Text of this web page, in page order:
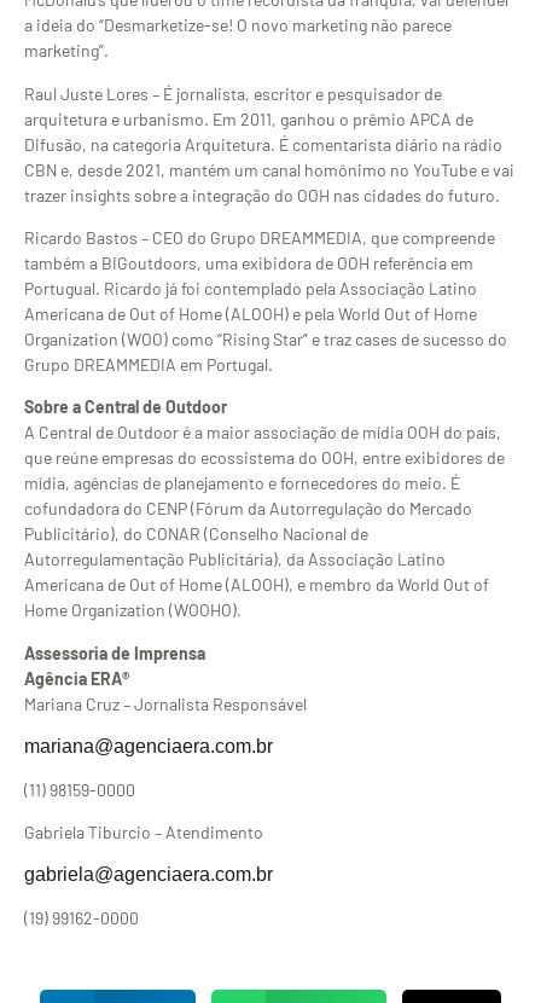
a ideia do “Desmarketize-se! O novo marketing não parece
marketing”.
Raul Juste Lores – É jornalista, escritor e pesquisador de
arquitetura e urbanismo. Em 2011, ganhou o prêmio APCA de
Difusão, na categoria Arquitetura. É comentarista diário na rádio
CBN e, desde 2021, mantém um canal homônimo no YouTube e vai
trazer insights sobre a integração do OOH nas cidades do futuro.
Ricardo Bastos – CEO do Grupo DREAMMEDIA, que compreende
também a BIGoutdoors, uma exibidora de OOH referência em
Portugual. Ricardo já foi contemplado pela Associação Latino
Americana de Out of Home (ALOOH) e pela World Out of Home
Organization (WOO) como “Rising Star” e traz cases de sucesso do
Grupo DREAMMEDIA em Portugal.
Sobre a Central de Outdoor
A Central de Outdoor é a maior associação de mídia OOH do país,
que reúne empresas do ecossistema do OOH, entre exibidores de
mídia, agências de planejamento e fornecedores do meio. É
cofundadora do CENP (Fórum da Autorregulação do Mercado
Publicitário), do CONAR (Conselho Nacional de
Autorregulamentação Publicitária), da Associação Latino
Americana de Out of Home (ALOOH), e membro da World Out of
Home Organization (WOOHO).
Assessoria de Imprensa
Agência ERA®
Mariana Cruz – Jornalista Responsável
mariana@agenciaera.com.br
(11) 98159-0000
Gabriela Tiburcio – Atendimento
gabriela@agenciaera.com.br
(19) 99162-0000